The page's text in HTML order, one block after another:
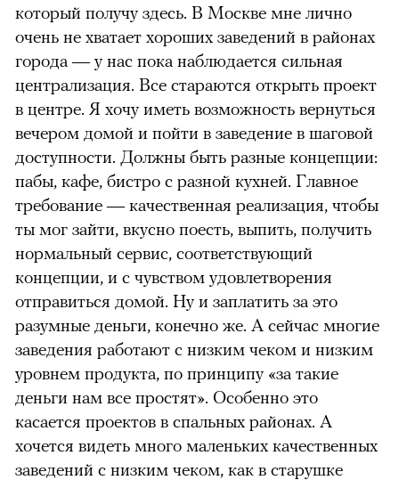
который получу здесь. В Москве мне лично
очень не хватает хороших заведений в районах
города — у нас пока наблюдается сильная
централизация. Все стараются открыть проект
в центре. Я хочу иметь возможность вернуться
вечером домой и пойти в заведение в шаговой
доступности. Должны быть разные концепции:
пабы, кафе, бистро с разной кухней. Главное
требование — качественная реализация, чтобы
ты мог зайти, вкусно поесть, выпить, получить
нормальный сервис, соответствующий
концепции, и с чувством удовлетворения
отправиться домой. Ну и заплатить за это
разумные деньги, конечно же. А сейчас многие
заведения работают с низким чеком и низким
уровнем продукта, по принципу «за такие
деньги нам все простят». Особенно это
касается проектов в спальных районах. А
хочется видеть много маленьких качественных
заведений с низким чеком, как в старушке